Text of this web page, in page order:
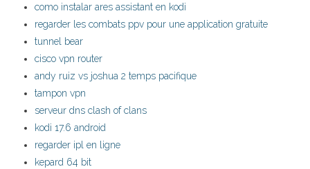
como instalar ares assistant en kodi
regarder les combats ppv pour une application gratuite
tunnel bear
cisco vpn router
andy ruiz vs joshua 2 temps pacifique
tampon vpn
serveur dns clash of clans
kodi 17.6 android
regarder ipl en ligne
kepard 64 bit